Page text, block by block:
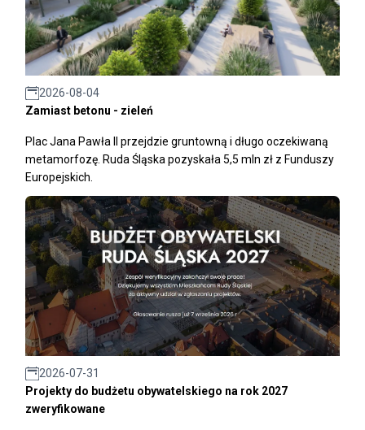
2026-08-04
Zamiast betonu - zieleń
Plac Jana Pawła II przejdzie gruntowną i długo oczekiwaną
metamorfozę. Ruda Śląska pozyskała 5,5 mln zł z Funduszy
Europejskich.
2026-07-31
Projekty do budżetu obywatelskiego na rok 2027
zweryfikowane